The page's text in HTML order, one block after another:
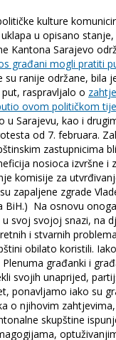
kulture
u opisano
Kantona Sarajevo
građani mogli pratiti
ranije održane, bila
raspravljalo o
ovom političkom
u Sarajevu, kao i
od 7. februara.
zastupnicima
nosioca izvršne i
komisije za
zapaljene zgrade
BiH.) Na osnovu
svoj svojoj snazi, na
i stvarnih
obilato koristili.
građanki i
svojih unaprijed,
ponavljamo iako su
o njihovim
skupštine